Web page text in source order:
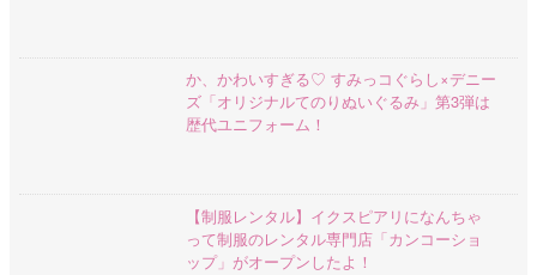
か、かわいすぎる♡ すみっコぐらし×デニー
ズ「オリジナルてのりぬいぐるみ」第3弾は
歴代ユニフォーム！
【制服レンタル】イクスピアリになんちゃ
って制服のレンタル専門店「カンコーショ
ップ」がオープンしたよ！